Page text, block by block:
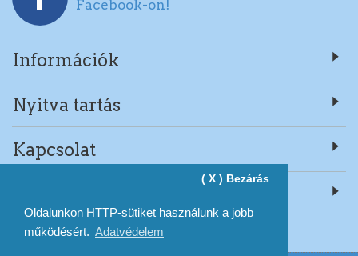
Oldalunkon HTTP-sütiket használunk a jobb
működésért. Adatvédelem
( X ) Bezárás
Facebook-on!
Információk
Nyitva tartás
Kapcsolat